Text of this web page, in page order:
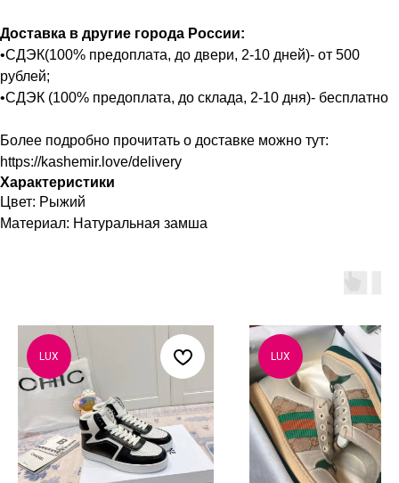
Доставка в другие города России:
•СДЭК(100% предоплата, до двери, 2-10 дней)- от 500
рублей;
•СДЭК (100% предоплата, до склада, 2-10 дня)- бесплатно
Более подробно прочитать о доставке можно тут:
https://kashemir.love/delivery
Характеристики
Цвет: Рыжий
Материал: Натуральная замша
LUX LUX